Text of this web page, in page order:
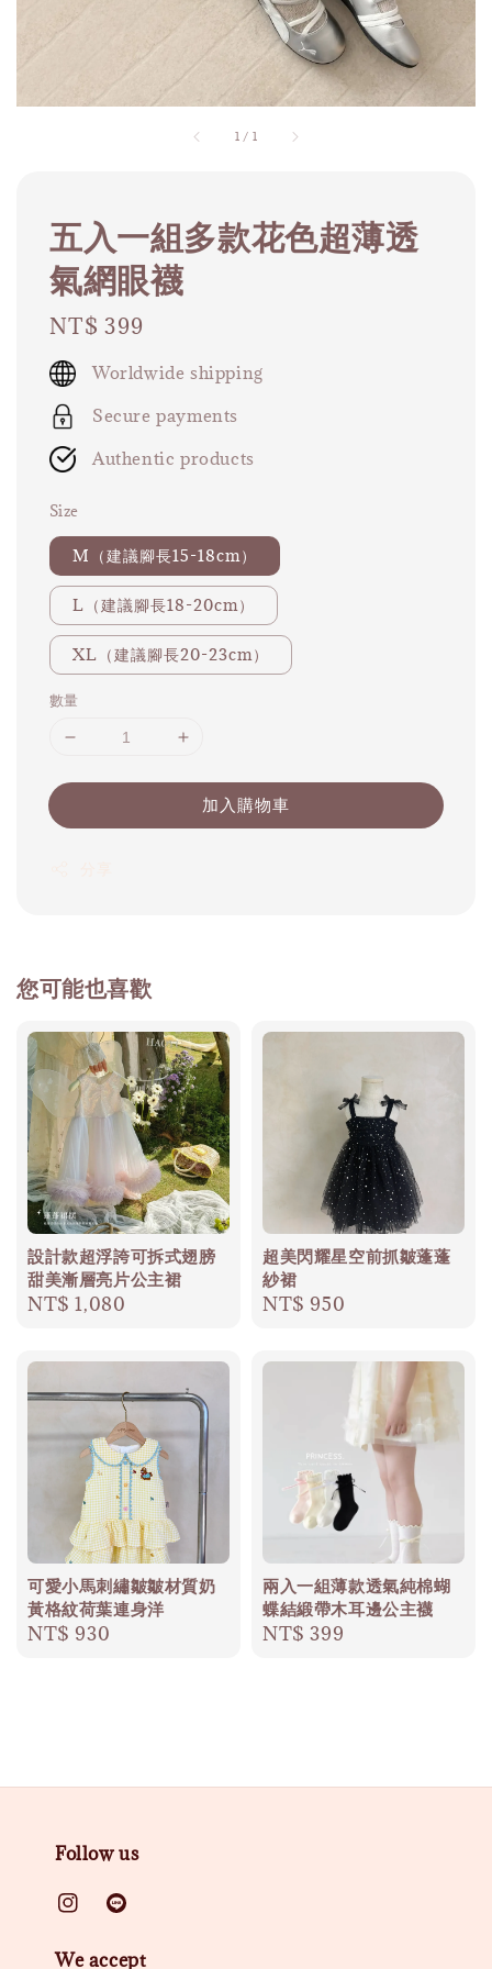
1 / 1
五入一組多款花色超薄透
氣網眼襪
Regular
price
NT$ 399
Worldwide shipping
Secure payments
Authentic products
Size
M（建議腳長15-18cm）
L（建議腳長18-20cm）
XL（建議腳長20-23cm）
數量
加入購物車
您可能也喜歡
設計款超浮誇可拆式翅膀
甜美漸層亮片公主裙
Regular
NT$ 1,080
超美閃耀星空前抓皺蓬蓬
紗裙
Regular
NT$ 950
可愛小馬刺繡皺皺材質奶
黃格紋荷葉連身洋
Regular
NT$ 930
兩入一組薄款透氣純棉蝴
蝶結緞帶木耳邊公主襪
Regular
NT$ 399
Follow us
We accept